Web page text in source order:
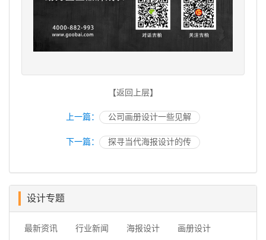
【返回上层】
上一篇： 公司画册设计一些见解
下一篇： 探寻当代海报设计的传
设计专题
最新资讯 行业新闻 海报设计 画册设计